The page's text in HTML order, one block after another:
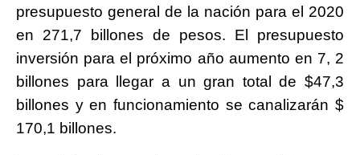
presupuesto general de la nación para el 2020
en 271,7 billones de pesos. El presupuesto
inversión para el próximo año aumento en 7, 2
billones para llegar a un gran total de $47,3
billones y en funcionamiento se canalizarán $
170,1 billones.